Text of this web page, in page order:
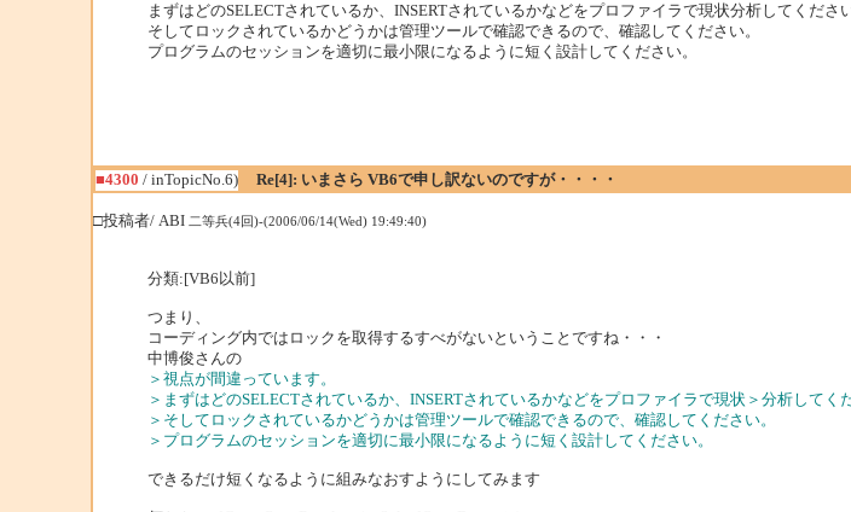
まずはどのSELECTされているか、INSERTされているかなどをプロファイラで現状分析してください
そしてロックされているかどうかは管理ツールで確認できるので、確認してください。
プログラムのセッションを適切に最小限になるように短く設計してください。
■4300 / inTopicNo.6)
Re[4]: いまさら VB6で申し訳ないのですが・・・・
□投稿者/ ABI 二等兵(4回)-(2006/06/14(Wed) 19:49:40)
分類:[VB6以前]
つまり、
コーディング内ではロックを取得するすべがないということですね・・・
中博俊さんの
＞視点が間違っています。
＞まずはどのSELECTされているか、INSERTされているかなどをプロファイラで現状＞分析してく
＞そしてロックされているかどうかは管理ツールで確認できるので、確認してください。
＞プログラムのセッションを適切に最小限になるように短く設計してください。
できるだけ短くなるように組みなおすようにしてみます